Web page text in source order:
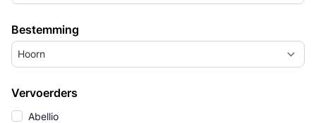
Bestemming
Hoorn
Vervoerders
Abellio